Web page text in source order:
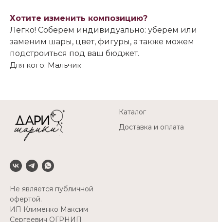
Хотите изменить композицию?
Легко! Соберем индивидуально: уберем или
заменим шары, цвет, фигуры, а также можем
подстроиться под ваш бюджет.
Для кого: Мальчик
Не является публичной
офертой.
ИП Клименко Максим
Сергеевич ОГРНИП
Каталог
Доставка и оплата